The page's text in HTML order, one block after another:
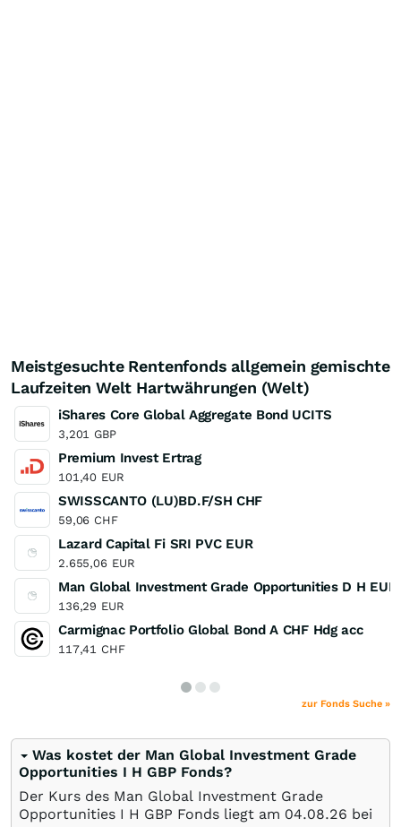
Meistgesuchte Rentenfonds allgemein gemischte
Laufzeiten Welt Hartwährungen (Welt)
iShares Core Global Aggregate Bond UCITS
3,201 GBP
Premium Invest Ertrag
101,40 EUR
SWISSCANTO (LU)BD.F/SH CHF
59,06 CHF
Lazard Capital Fi SRI PVC EUR
2.655,06 EUR
Man Global Investment Grade Opportunities D H EUR
136,29 EUR
Carmignac Portfolio Global Bond A CHF Hdg acc
117,41 CHF
zur Fonds Suche »
Was kostet der Man Global Investment Grade
Opportunities I H GBP Fonds?
Der Kurs des Man Global Investment Grade
Opportunities I H GBP Fonds liegt am 04.08.26 bei